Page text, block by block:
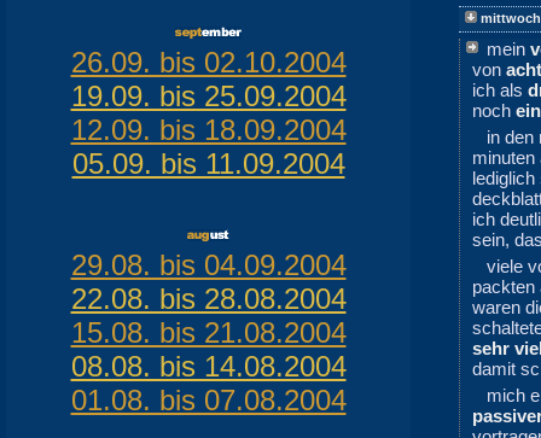
26.09. bis 02.10.2004
19.09. bis 25.09.2004
12.09. bis 18.09.2004
05.09. bis 11.09.2004
29.08. bis 04.09.2004
22.08. bis 28.08.2004
15.08. bis 21.08.2004
08.08. bis 14.08.2004
01.08. bis 07.08.2004
mittwoch
mein
von acht
ich als
noch
in den
lediglich
ich
sein,
viele
waren
sehr
damit
mich